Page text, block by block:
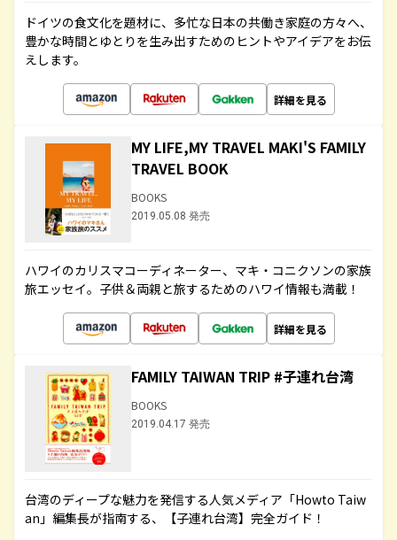
ドイツの食文化を題材に、多忙な日本の共働き家庭の方々へ、
豊かな時間とゆとりを生み出すためのヒントやアイデアをお伝
えします。
詳細を見る
MY LIFE,MY TRAVEL MAKI'S FAMILY
TRAVEL BOOK
BOOKS
2019.05.08 発売
ハワイのカリスマコーディネーター、マキ・コニクソンの家族
旅エッセイ。子供＆両親と旅するためのハワイ情報も満載！
詳細を見る
FAMILY TAIWAN TRIP #子連れ台湾
BOOKS
2019.04.17 発売
台湾のディープな魅力を発信する人気メディア「Howto Taiw
an」編集長が指南する、【子連れ台湾】完全ガイド！